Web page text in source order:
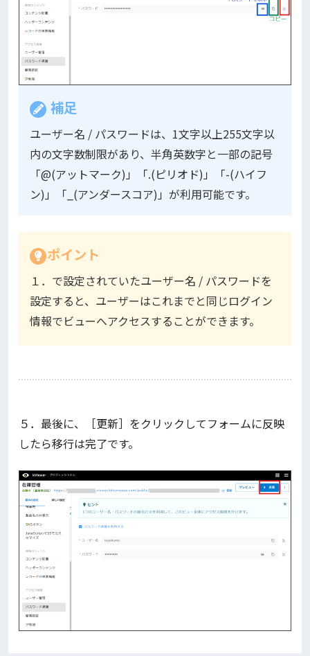
補足
ユーザー名 / パスワードは、1文字以上255文字以
内の文字数制限があり、半角英数字と一部の記号
「@(アットマーク)」「.(ピリオド)」「-(ハイフ
ン)」「_(アンダースコア)」が利用可能です。
ポイント
１．で設定されていたユーザー名 / パスワードを
設定すると、ユーザーはこれまでと同じログイン
情報でビューへアクセスすることができます。
５．最後に、［更新］をクリックしてフォームに反映
したら移行は完了です。